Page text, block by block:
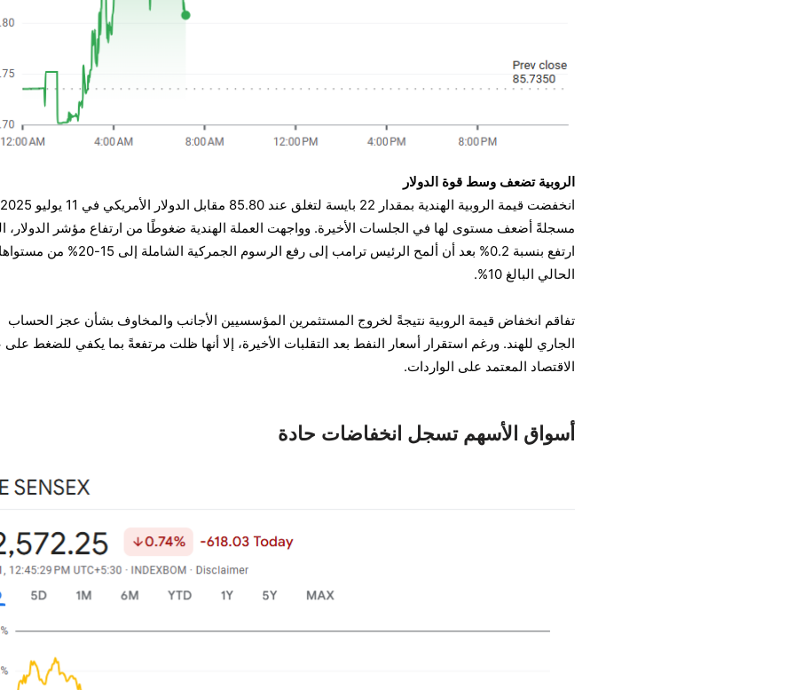
الروبية تضعف وسط قوة الدولار
مسجلةً أضعف مستوى لها في الجلسات الأخيرة. وواجهت العملة الهندية ضغوطًا من ارتفاع مؤشر الدولار،
ارتفع بنسبة 0.2% بعد أن ألمح الرئيس ترامب إلى رفع الرسوم الجمركية الشاملة إلى 15-20% من مستواها
الحالي البالغ 10%.
تفاقم انخفاض قيمة الروبية نتيجةً لخروج المستثمرين المؤسسيين الأجانب والمخاوف بشأن عجز الحساب
الجاري للهند. ورغم استقرار أسعار النفط بعد التقلبات الأخيرة، إلا أنها ظلت مرتفعةً بما يكفي للضغط على
الاقتصاد المعتمد على الواردات.
أسواق الأسهم تسجل انخفاضات حادة